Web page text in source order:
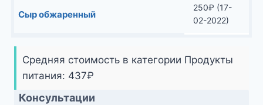
Сыр обжаренный
250₽ (17-
02-2022)
Средняя стоимость в категории Продукты
питания: 437₽
Консультации